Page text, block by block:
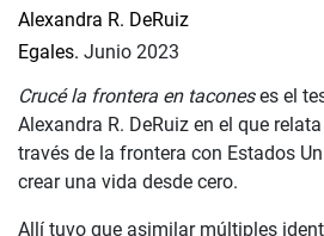
Alexandra R. DeRuiz
Egales. Junio 2023
Crucé la frontera en taconeses el
Alexandra R. DeRuiz en el que
través de la frontera con Estados
crear una vida desde cero.
Allí tuvo que asimilar múltiples